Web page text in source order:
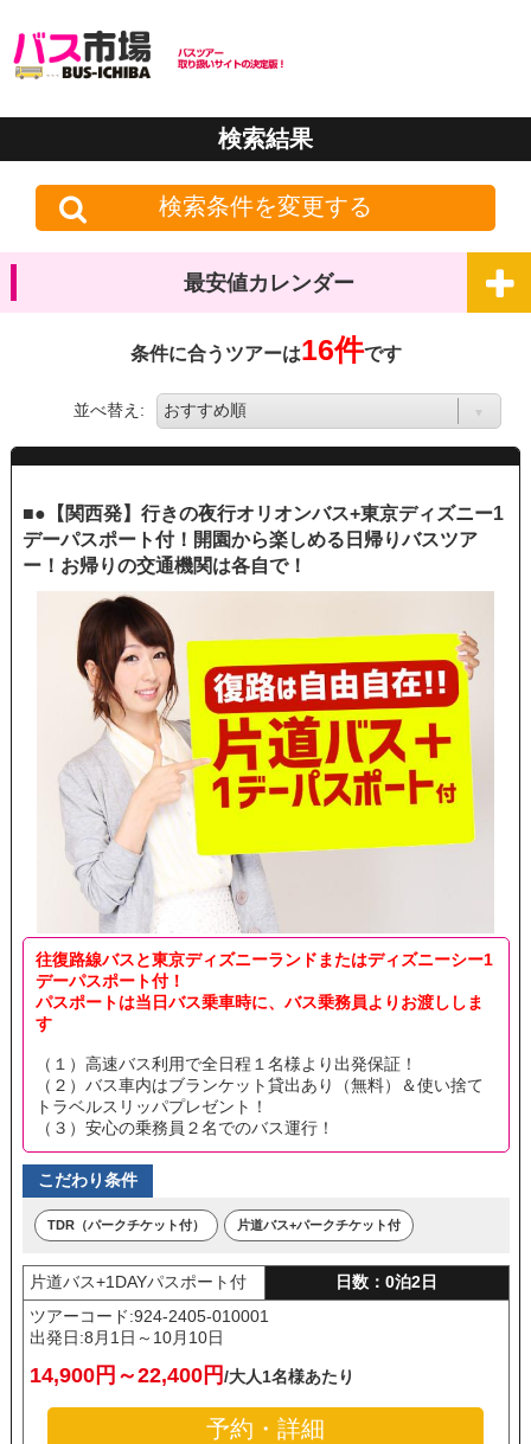
検索結果
検索条件を変更する
最安値カレンダー
条件に合うツアーは16件です
並べ替え:
■●【関西発】行きの夜行オリオンバス+東京ディズニー1
デーパスポート付！開園から楽しめる日帰りバスツア
ー！お帰りの交通機関は各自で！
往復路線バスと東京ディズニーランドまたはディズニーシー1
デーパスポート付！
パスポートは当日バス乗車時に、バス乗務員よりお渡ししま
す
（１）高速バス利用で全日程１名様より出発保証！
（２）バス車内はブランケット貸出あり（無料）＆使い捨て
トラベルスリッパプレゼント！
（３）安心の乗務員２名でのバス運行！
こだわり条件
TDR（パークチケット付） 片道バス+パークチケット付
片道バス+1DAYパスポート付
日数：0泊2日
ツアーコード:924-2405-010001
出発日:8月1日～10月10日
14,900円～22,400円/大人1名様あたり
予約・詳細